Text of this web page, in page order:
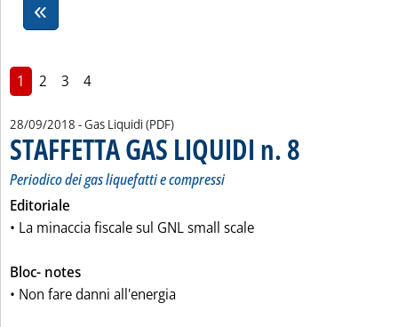
1 2 3 4
28/09/2018 - Gas Liquidi (PDF)
STAFFETTA GAS LIQUIDI n. 8
Periodico dei gas liquefatti e compressi
Editoriale
• La minaccia fiscale sul GNL small scale
Bloc- notes
• Non fare danni all'energia